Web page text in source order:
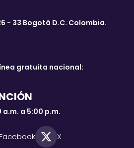
- 33 Bogotá D.C. Colombia.
gratuita nacional:
a.m. a 5:00 p.m.
X